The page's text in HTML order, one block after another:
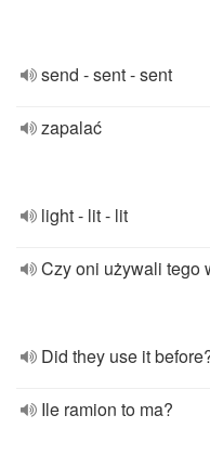
send - sent - sent
zapalać
light - lit - lit
Czy oni używali tego
Did they use it
Ile ramion to ma?